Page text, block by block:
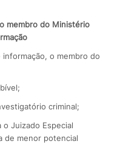
membro do Ministério
o membro do
criminal;
o Juizado Especial
de menor potencial